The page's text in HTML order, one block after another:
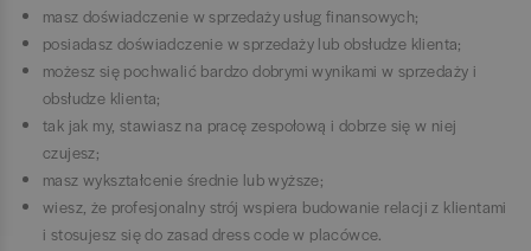
masz doświadczenie w sprzedaży usług finansowych;
posiadasz doświadczenie w sprzedaży lub obsłudze klienta;
możesz się pochwalić bardzo dobrymi wynikami w sprzedaży i
obsłudze klienta;
tak jak my, stawiasz na pracę zespołową i dobrze się w niej
czujesz;
masz wykształcenie średnie lub wyższe;
wiesz, że profesjonalny strój wspiera budowanie relacji z klientami
i stosujesz się do zasad dress code w placówce.